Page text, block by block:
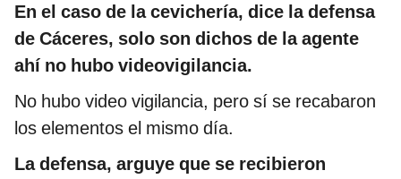
En el caso de la cevichería, dice la defensa
de Cáceres, solo son dichos de la agente
ahí no hubo videovigilancia.
No hubo video vigilancia, pero sí se recabaron
los elementos el mismo día.
La defensa, arguye que se recibieron